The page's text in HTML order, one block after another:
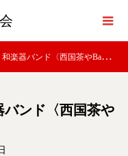
器バンド〈西国茶やBar2024〉
バンド〈西国茶や